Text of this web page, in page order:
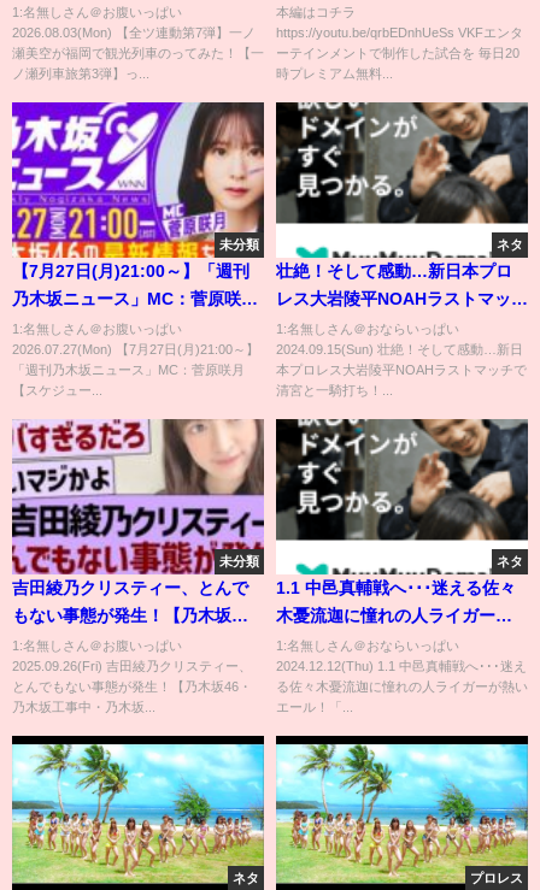
【一ノ瀬列車旅第3弾】
1:名無しさん＠お腹いっぱい
2026.08.03(Mon) 【全ツ連動第7弾】一ノ
瀬美空が福岡で観光列車のってみた！【一
ノ瀬列車旅第3弾】っ...
レス #prowrestling #girls
#ajpw #stardom #wwe #cmll
#fantasy
本編はコチラ
https://youtu.be/qrbEDnhUeSs VKFエンタ
ーテインメントで制作した試合を 毎日20
時プレミアム無料...
未分類
【7月27日(月)21:00～】「週刊
乃木坂ニュース」MC：菅原咲月
【スケジュールの都合により収
録にてお届け】
1:名無しさん＠お腹いっぱい
2026.07.27(Mon) 【7月27日(月)21:00～】
「週刊乃木坂ニュース」MC：菅原咲月
【スケジュー...
ネタ
壮絶！そして感動…新日本プロ
レス大岩陵平NOAHラストマッチ
で清宮と一騎打ち！｜9.14 (土)
NOAH STAR NAVIGATION 2024
ABEMAで全試合無料生中継
1:名無しさん＠おならいっぱい
2024.09.15(Sun) 壮絶！そして感動…新日
本プロレス大岩陵平NOAHラストマッチで
清宮と一騎打ち！...
未分類
吉田綾乃クリスティー、とんで
もない事態が発生！【乃木坂
46・乃木坂工事中・乃木坂配信
中】
1:名無しさん＠お腹いっぱい
2025.09.26(Fri) 吉田綾乃クリスティー、
とんでもない事態が発生！【乃木坂46・
乃木坂工事中・乃木坂...
ネタ
1.1 中邑真輔戦へ･･･迷える佐々
木憂流迦に憧れの人ライガーが
熱いエール！「早く試合がした
い！」｜1.1 NOAH日本武道館
ABEMA PPVで独占生中継！発売
1:名無しさん＠おならいっぱい
2024.12.12(Thu) 1.1 中邑真輔戦へ･･･迷え
る佐々木憂流迦に憧れの人ライガーが熱い
エール！「...
ネタ プロレス